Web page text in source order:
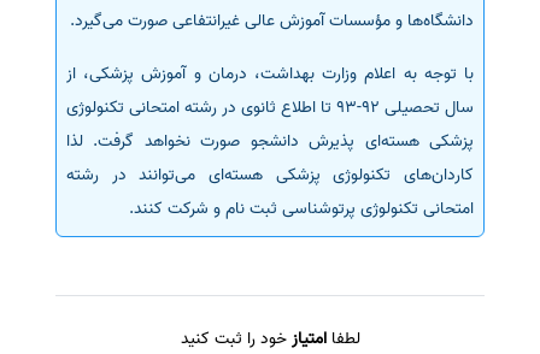
دانشگاه‌ها و مؤسسات آموزش عالی غیرانتفاعی صورت می‌گیرد.
با توجه به اعلام وزارت بهداشت، درمان و آموزش پزشکی، از
سال تحصیلی 92-93 تا اطلاع ثانوی در رشته امتحانی تکنولوژی
پزشکی هسته‌ای پذیرش دانشجو صورت نخواهد گرفت. لذا
کاردان‌های تکنولوژی پزشکی هسته‌ای می‌توانند در رشته
امتحانی تکنولوژی پرتوشناسی ثبت نام و شرکت کنند.
لطفاامتیازخود را ثبت کنید